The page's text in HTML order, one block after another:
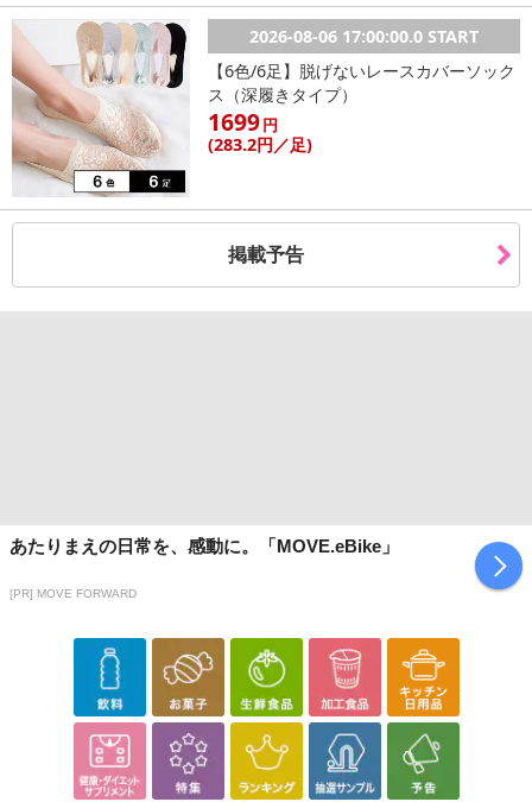
2026-08-06 17:00:00.0 START
【6色/6足】脱げないレースカバーソック
ス（深履きタイプ）
1699円
(283.2円／足)
掲載予告
あたりまえの日常を、感動に。「MOVE.eBike」
[PR] MOVE FORWARD